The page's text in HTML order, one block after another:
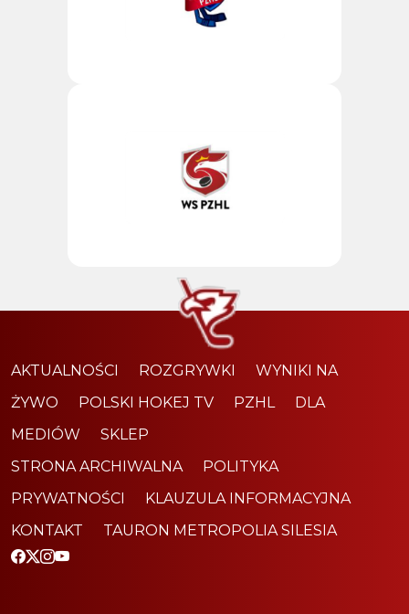
AKTUALNOŚCI ROZGRYWKI
WYNIKI NA
ŻYWO
POLSKI HOKEJ TV PZHL
DLA
MEDIÓW
SKLEP
STRONA ARCHIWALNA
POLITYKA
PRYWATNOŚCI
KLAUZULA INFORMACYJNA
KONTAKT
TAURON METROPOLIA SILESIA